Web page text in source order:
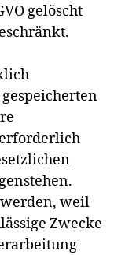
gelöscht
werden, weil
Zwecke